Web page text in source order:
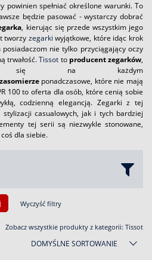
powinien spełniać określone warunki. To
będzie pasować - wystarczy dobrać
, kierując się przede wszystkim jego
tworzy zegarki wyjątkowe, które idąc krok
nie tylko przyciągający oczy
trwałość.Tissot to producent zegarków,
się na każdym
ponadczasowe, które nie mają
100 to oferta dla osób, które cenią sobie
codzienną elegancją. Zegarki z tej
casualowych, jak i tych bardziej
tej serii są niezwykle stonowane,
dla siebie.
Wyczyść filtry
Zobacz wszystkie produkty z kategorii: Tissot
DOMYŚLNE SORTOWANIE